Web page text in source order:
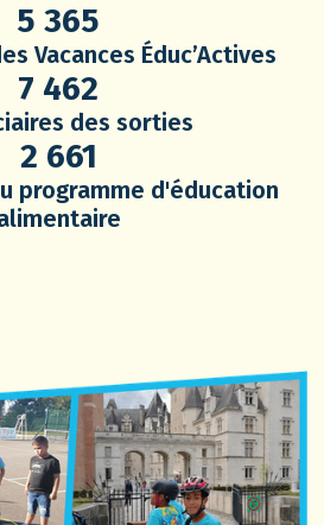
5 365
Vacances Éduc’Actives
7 462
des sorties
2 661
programme d'éducation